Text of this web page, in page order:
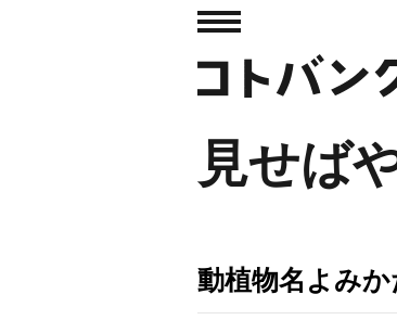
見せば
動植物名よみ